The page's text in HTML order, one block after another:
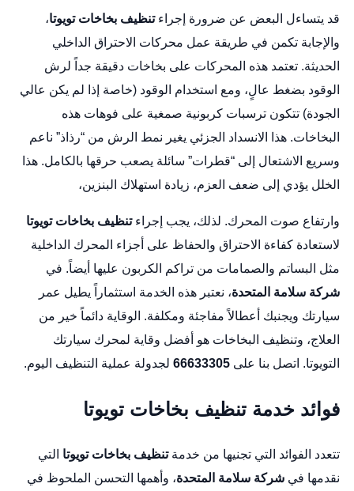
قد يتساءل البعض عن ضرورة إجراءتنظيف بخاخات تويوتا،
والإجابة تكمن في طريقة عمل محركات الاحتراق الداخلي
الحديثة. تعتمد هذه المحركات على بخاخات دقيقة جداً لرش
الوقود بضغط عالٍ، ومع استخدام الوقود (خاصة إذا لم يكن عالي
الجودة) تتكون ترسبات كربونية صمغية على فوهات هذه
البخاخات. هذا الانسداد الجزئي يغير نمط الرش من “رذاذ” ناعم
وسريع الاشتعال إلى “قطرات” سائلة يصعب حرقها بالكامل. هذا
الخلل يؤدي إلى ضعف العزم، زيادة استهلاك البنزين،
وارتفاع صوت المحرك. لذلك، يجب إجراءتنظيف بخاخات تويوتا
لاستعادة كفاءة الاحتراق والحفاظ على أجزاء المحرك الداخلية
مثل البساتم والصمامات من تراكم الكربون عليها أيضاً. في
شركة سلامة المتحدة، نعتبر هذه الخدمة استثماراً يطيل عمر
سيارتك ويجنبك أعطالاً مفاجئة ومكلفة. الوقاية دائماً خير من
العلاج، وتنظيف البخاخات هو أفضل وقاية لمحرك سيارتك
التويوتا. اتصل بنا على 66633305لجدولة عملية التنظيف اليوم.
فوائد خدمة تنظيف بخاخات تويوتا
تتعدد الفوائد التي تجنيها من خدمةتنظيف بخاخات تويوتا التي
نقدمها في شركة سلامة المتحدة، وأهمها التحسن الملحوظ في